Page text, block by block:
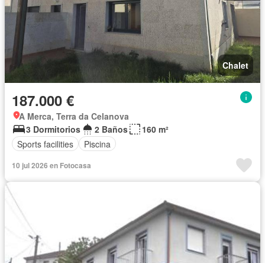
Chalet
187.000 €
A Merca, Terra da Celanova
3 Dormitorios
2 Baños
160 m²
Sports facilities
Piscina
10 jul 2026 en Fotocasa